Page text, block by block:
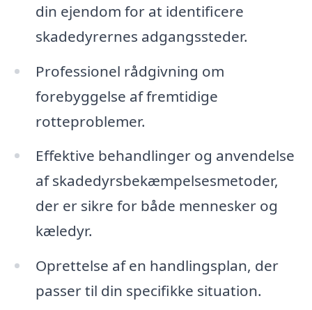
din ejendom for at identificere
skadedyrernes adgangssteder.
Professionel rådgivning om
forebyggelse af fremtidige
rotteproblemer.
Effektive behandlinger og anvendelse
af skadedyrsbekæmpelsesmetoder,
der er sikre for både mennesker og
kæledyr.
Oprettelse af en handlingsplan, der
passer til din specifikke situation.